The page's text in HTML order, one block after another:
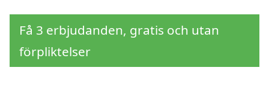
Få 3 erbjudanden, gratis och utan
förpliktelser